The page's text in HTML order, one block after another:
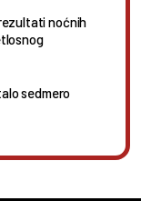
noćnih
sedmero